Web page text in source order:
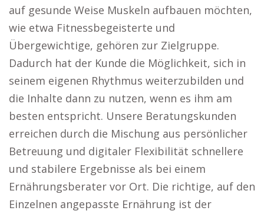
auf gesunde Weise Muskeln aufbauen möchten,
wie etwa Fitnessbegeisterte und
Übergewichtige, gehören zur Zielgruppe.
Dadurch hat der Kunde die Möglichkeit, sich in
seinem eigenen Rhythmus weiterzubilden und
die Inhalte dann zu nutzen, wenn es ihm am
besten entspricht. Unsere Beratungskunden
erreichen durch die Mischung aus persönlicher
Betreuung und digitaler Flexibilität schnellere
und stabilere Ergebnisse als bei einem
Ernährungsberater vor Ort. Die richtige, auf den
Einzelnen angepasste Ernährung ist der